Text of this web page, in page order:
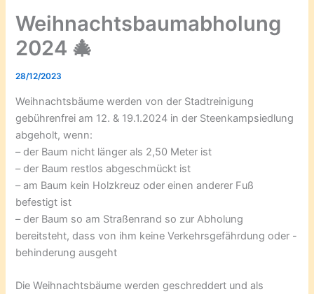
Weihnachtsbaumabholung
2024 🎄
28/12/2023
Weihnachtsbäume werden von der Stadtreinigung
gebührenfrei am 12. & 19.1.2024 in der Steenkampsiedlung
abgeholt, wenn:
– der Baum nicht länger als 2,50 Meter ist
– der Baum restlos abgeschmückt ist
– am Baum kein Holzkreuz oder einen anderer Fuß
befestigt ist
– der Baum so am Straßenrand so zur Abholung
bereitsteht, dass von ihm keine Verkehrsgefährdung oder -
behinderung ausgeht
Die Weihnachtsbäume werden geschreddert und als